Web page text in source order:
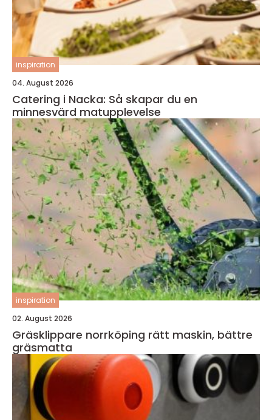
inspiration
04. August 2026
Catering i Nacka: Så skapar du en
minnesvärd matupplevelse
inspiration
02. August 2026
Gräsklippare norrköping rätt maskin, bättre
gräsmatta